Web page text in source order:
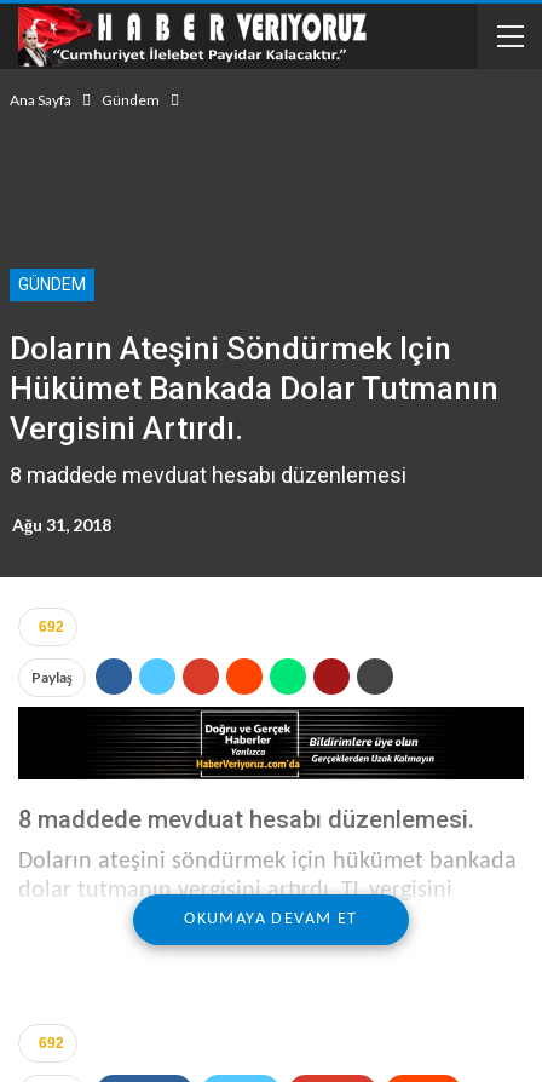
Ana Sayfa Gündem
GÜNDEM
Doların Ateşini Söndürmek Için
Hükümet Bankada Dolar Tutmanın
Vergisini Artırdı.
8 maddede mevduat hesabı düzenlemesi
Ağu 31, 2018
692
Paylaş
8 maddede mevduat hesabı düzenlemesi.
Doların ateşini söndürmek için hükümet bankada
dolar tutmanın vergisini artırdı, TL vergisini
düşürdü Buna göre 6 aya kadar vadeli döviz
hesabının vergi oranı yüzde 18’den 20’ye çıkarıldı.
BENZER HABER
OKUMAYA DEVAM ET
692